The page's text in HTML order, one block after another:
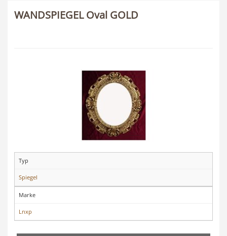
WANDSPIEGEL Oval GOLD
Typ
Spiegel
Marke
Lnxp